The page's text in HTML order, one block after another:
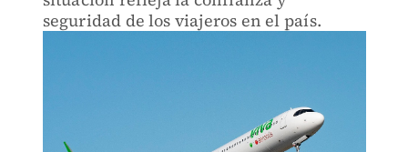
seguridad de los viajeros en el país.